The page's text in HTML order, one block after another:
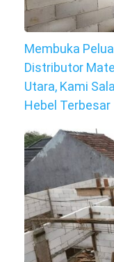
Membuka
Distributor
Utara, Kami
Hebel